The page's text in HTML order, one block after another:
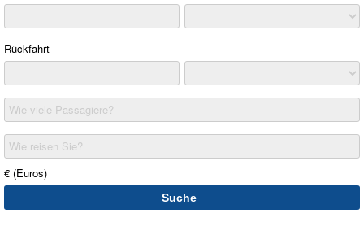
Rückfahrt
Wie viele Passagiere?
Wie reisen Sie?
€ (Euros)
Suche